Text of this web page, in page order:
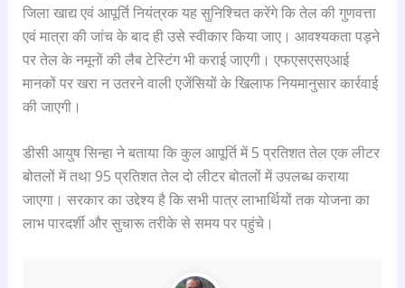
जिला खाद्य एवं आपूर्ति नियंत्रक यह सुनिश्चित करेंगे कि तेल की गुणवत्ता
एवं मात्रा की जांच के बाद ही उसे स्वीकार किया जाए। आवश्यकता पड़ने
पर तेल के नमूनों की लैब टेस्टिंग भी कराई जाएगी। एफएसएसएआई
मानकों पर खरा न उतरने वाली एजेंसियों के खिलाफ नियमानुसार कार्रवाई
की जाएगी।
डीसी आयुष सिन्हा ने बताया कि कुल आपूर्ति में 5 प्रतिशत तेल एक लीटर
बोतलों में तथा 95 प्रतिशत तेल दो लीटर बोतलों में उपलब्ध कराया
जाएगा। सरकार का उद्देश्य है कि सभी पात्र लाभार्थियों तक योजना का
लाभ पारदर्शी और सुचारू तरीके से समय पर पहुंचे।